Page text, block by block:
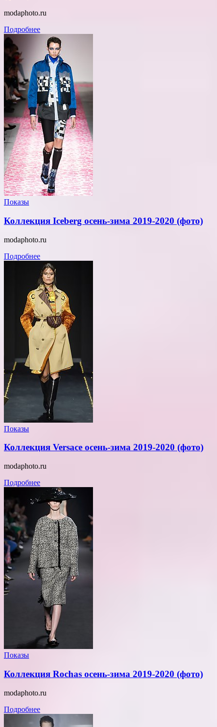
modaphoto.ru
Подробнее
Показы
Коллекция Iceberg осень-зима 2019-2020 (фото)
modaphoto.ru
Подробнее
Показы
Коллекция Versace осень-зима 2019-2020 (фото)
modaphoto.ru
Подробнее
Показы
Коллекция Rochas осень-зима 2019-2020 (фото)
modaphoto.ru
Подробнее